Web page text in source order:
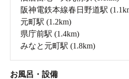
阪神電鉄本線春日野道駅
元町駅 (1.2km)
県庁前駅 (1.4km)
みなと元町駅 (1.8km)
お風呂・設備